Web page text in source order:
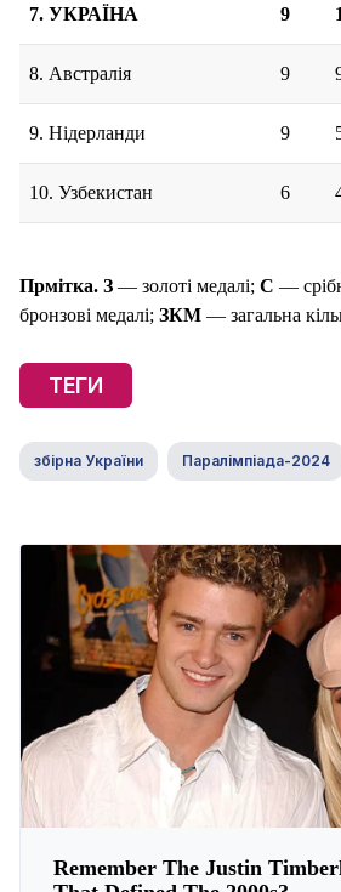
7. УКРАЇНА 9
8. Австралія 9
9. Нідерланди 9
10. Узбекистан 6
Прмітка. З — золоті медалі; С —
бронзові медалі; ЗКМ — загальна
ТЕГИ
збірна України Паралімпіада-2024